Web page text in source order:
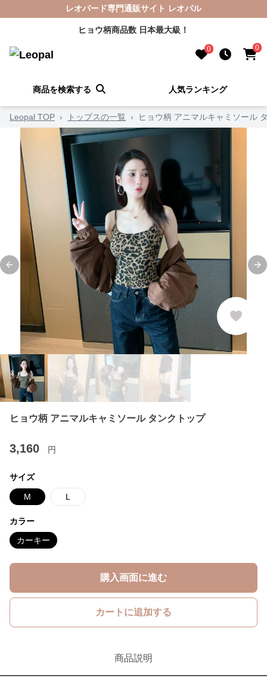
レオパード専門通販サイト レオパル
ヒョウ柄商品数 日本最大級！
0 0
商品を検索する 人気ランキング
Leopal TOP › トップスの一覧 › ヒョウ柄 アニマルキャミソール
Previous slide
ヒョウ柄 アニマルキャミソール タンクトップ
3,160 円
サイズ
M L
カラー
カーキー
購入画面に進む
カートに追加する
商品説明